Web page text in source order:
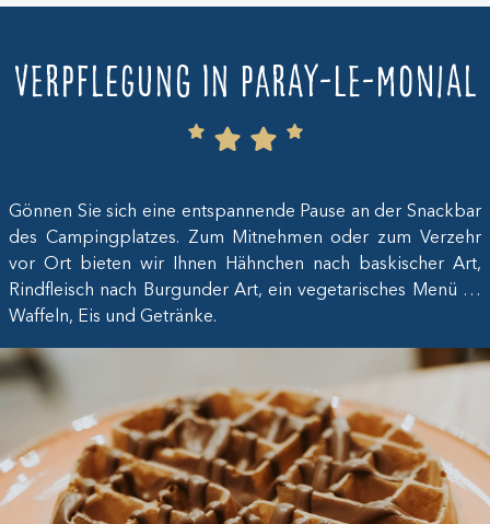
Verpflegung in Paray-le-Monial
Gönnen Sie sich eine entspannende Pause an der Snackbar
des Campingplatzes. Zum Mitnehmen oder zum Verzehr
vor Ort bieten wir Ihnen Hähnchen nach baskischer Art,
Rindfleisch nach Burgunder Art, ein vegetarisches Menü …
Waffeln, Eis und Getränke.